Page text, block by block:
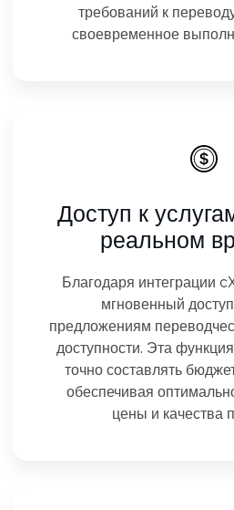
требований к
своевременное
Доступ к
реальном
Благодаря интеграции
мгновенный
предложениям
доступности. Эта
точно составлять
обеспечивая
цены и качества